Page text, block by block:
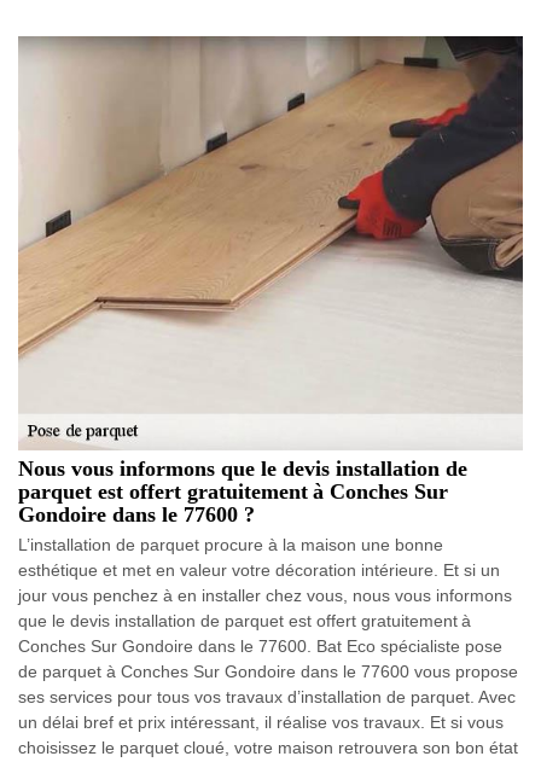
Nous vous informons que le devis installation de
parquet est offert gratuitement à Conches Sur
Gondoire dans le 77600 ?
L’installation de parquet procure à la maison une bonne
esthétique et met en valeur votre décoration intérieure. Et si un
jour vous penchez à en installer chez vous, nous vous informons
que le devis installation de parquet est offert gratuitement à
Conches Sur Gondoire dans le 77600. Bat Eco spécialiste pose
de parquet à Conches Sur Gondoire dans le 77600 vous propose
ses services pour tous vos travaux d’installation de parquet. Avec
un délai bref et prix intéressant, il réalise vos travaux. Et si vous
choisissez le parquet cloué, votre maison retrouvera son bon état